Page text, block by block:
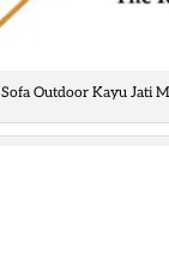
Sofa Outdoor Kayu Jati